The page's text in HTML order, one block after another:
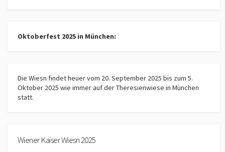
Oktoberfest 2025 in München:
Die Wiesn findet heuer vom 20. September 2025 bis zum 5.
Oktober 2025 wie immer auf der Theresienwiese in München
statt.
Wiener Kaiser Wiesn 2025